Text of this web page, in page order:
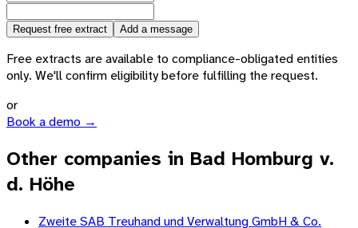
Request free extract Add a message
Free extracts are available to compliance-obligated entities
only. We'll confirm eligibility before fulfilling the request.
or
Book a demo →
Other companies in Bad Homburg v.
d. Höhe
Zweite SAB Treuhand und Verwaltung GmbH & Co.